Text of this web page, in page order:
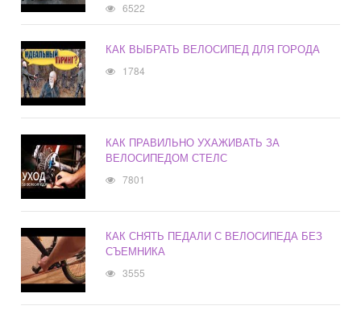
6522
КАК ВЫБРАТЬ ВЕЛОСИПЕД ДЛЯ ГОРОДА
1784
КАК ПРАВИЛЬНО УХАЖИВАТЬ ЗА
ВЕЛОСИПЕДОМ СТЕЛС
7801
КАК СНЯТЬ ПЕДАЛИ С ВЕЛОСИПЕДА БЕЗ
СЪЕМНИКА
3555